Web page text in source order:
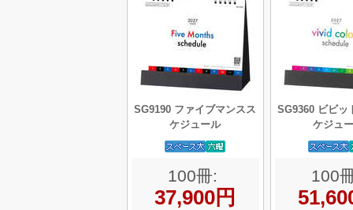
SG9190 ファイブマンスス
ケジュール
100冊:
37,900円
SG9360 ビビッ
ケジュ
100